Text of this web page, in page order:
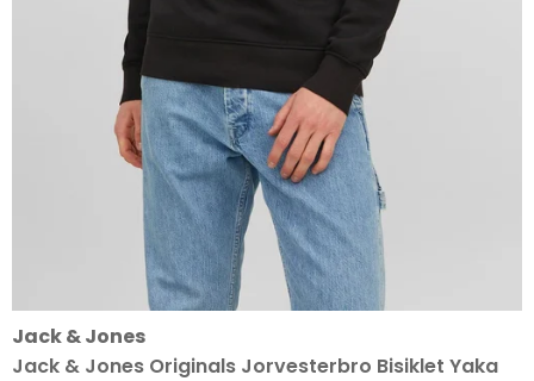
Jack & Jones
Jack & Jones Originals Jorvesterbro Bisiklet Yaka